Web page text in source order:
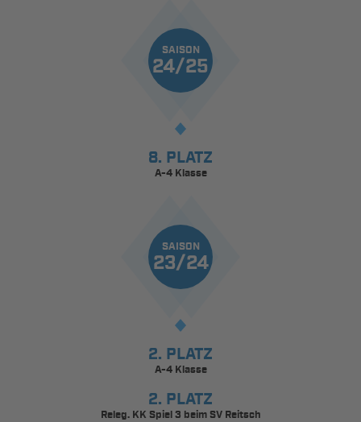
SAISON
24/25
8. PLATZ
A-4 Klasse
SAISON
23/24
2. PLATZ
A-4 Klasse
2. PLATZ
Releg. KK Spiel 3 beim SV Reitsch